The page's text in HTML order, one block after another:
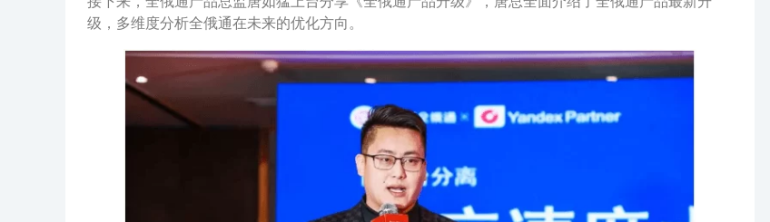
级，多维度分析全俄通在未来的优化方向。